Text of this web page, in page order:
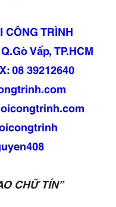
CÔNG TRÌNH
Vấp, TP.HCM
08 39212640
CHỮ TÍN”